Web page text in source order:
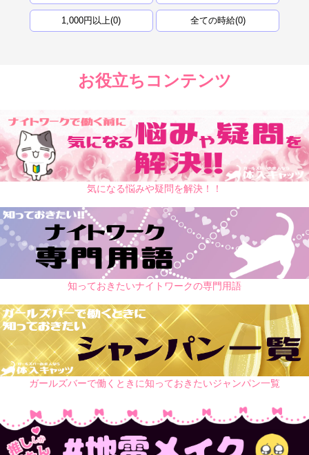
1,000円以上(0) 全ての時給(0)
お役立ちコンテンツ
気になる悩みや疑問を解決！！
知っておきたいナイトワークの専門用語
ガールズバーで働くときに知っておきたいジャンパン一覧